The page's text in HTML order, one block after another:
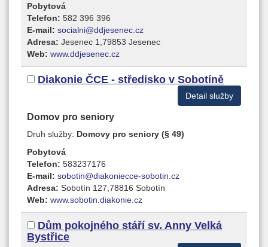
Pobytová
Telefon: 582 396 396
E-mail: socialni@ddjesenec.cz
Adresa: Jesenec 1,79853 Jesenec
Web: www.ddjesenec.cz
Diakonie ČCE - středisko v Sobotíně
Detail služby
Domov pro seniory
Druh služby: Domovy pro seniory (§ 49)
Pobytová
Telefon: 583237176
E-mail: sobotin@diakoniecce-sobotin.cz
Adresa: Sobotín 127,78816 Sobotín
Web: www.sobotin.diakonie.cz
Dům pokojného stáří sv. Anny Velká
Bystřice